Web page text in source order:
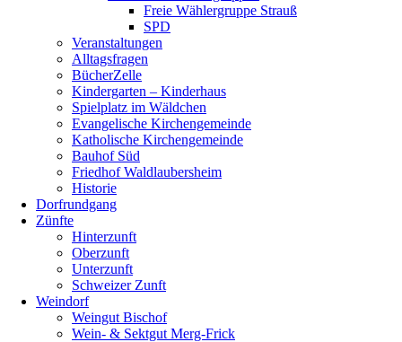
Freie Wählergruppe Strauß
SPD
Veranstaltungen
Alltagsfragen
BücherZelle
Kindergarten – Kinderhaus
Spielplatz im Wäldchen
Evangelische Kirchengemeinde
Katholische Kirchengemeinde
Bauhof Süd
Friedhof Waldlaubersheim
Historie
Dorfrundgang
Zünfte
Hinterzunft
Oberzunft
Unterzunft
Schweizer Zunft
Weindorf
Weingut Bischof
Wein- & Sektgut Merg-Frick